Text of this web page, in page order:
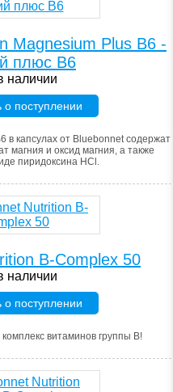
Magnesium Plus B6 -
плюс B6
наличии
поступлении
в капсулах от Bluebonnet содержат
магния и оксид магния, а также
пиридоксина HCl.
B-Complex 50
наличии
поступлении
витаминов группы B!